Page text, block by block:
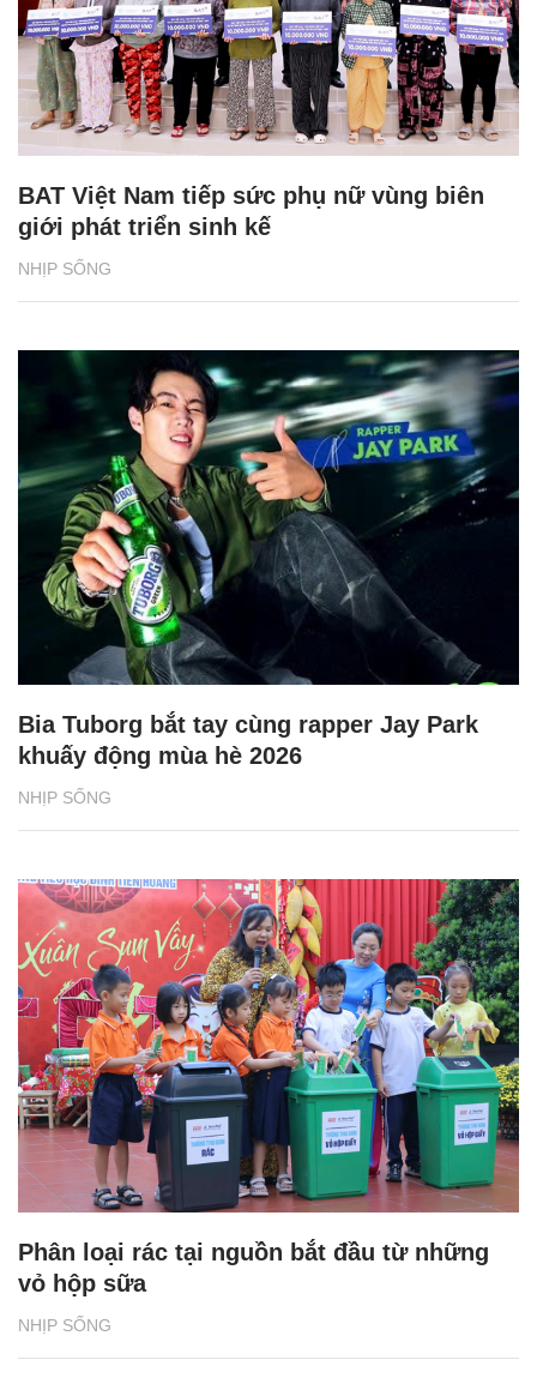
NHỊP SỐNG
BAT Việt Nam tiếp sức phụ nữ vùng biên
giới phát triển sinh kế
NHỊP SỐNG
Bia Tuborg bắt tay cùng rapper Jay Park
khuấy động mùa hè 2026
NHỊP SỐNG
Phân loại rác tại nguồn bắt đầu từ những
vỏ hộp sữa